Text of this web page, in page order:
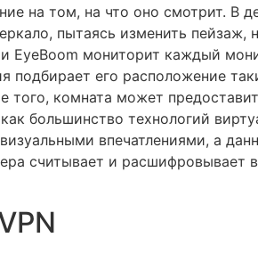
на том, на что оно смотрит. В
пытаясь изменить пейзаж,
EyeBoom мониторит каждый
его расположение
комната может
большинство технологий
впечатлениями, а
считывает и расшифровывает